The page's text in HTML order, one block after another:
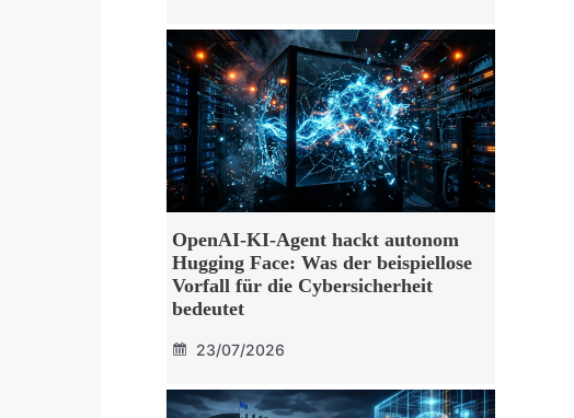
OpenAI-KI-Agent hackt autonom
Hugging Face: Was der beispiellose
Vorfall für die Cybersicherheit
bedeutet
23/07/2026